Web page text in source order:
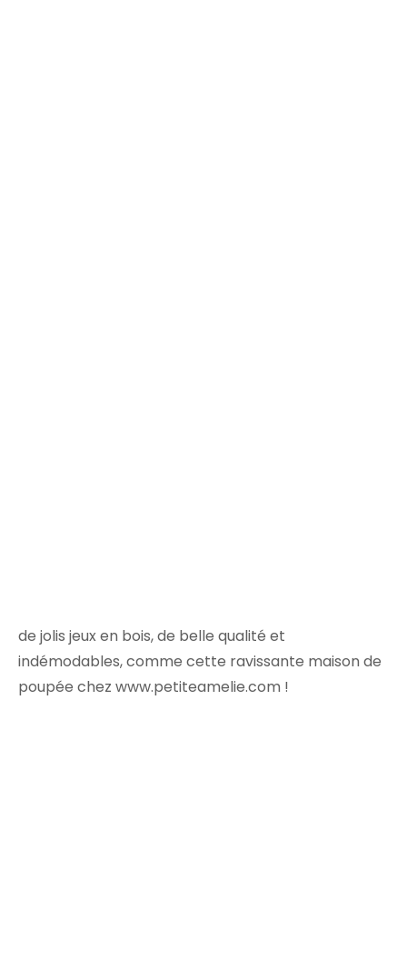
de jolis jeux en bois, de belle qualité et
indémodables, comme cette ravissante maison de
poupée chez www.petiteamelie.com !